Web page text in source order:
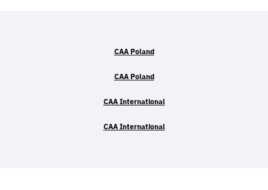
CAA Poland
CAA Poland
CAA International
CAA International